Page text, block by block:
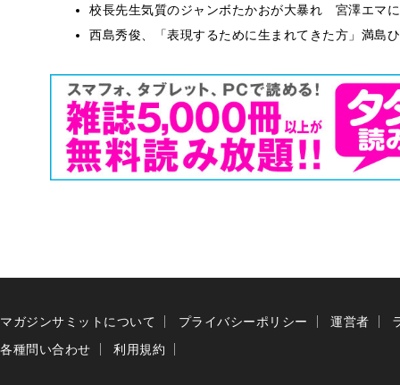
校長先生気質のジャンボたかおが大暴れ 宮澤エマ
西島秀俊、「表現するために生まれてきた方」満島
マガジンサミットについて プライバシーポリシー 運営者
各種問い合わせ
利用規約